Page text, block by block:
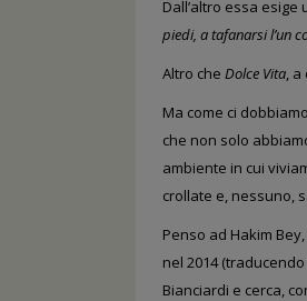
Dall’altro essa esige
piedi, a tafanarsi l’un
Altro che Dolce Vita, a
Ma come ci
che non solo
ambiente in cui
crollate e, nessuno,
Penso ad Hakim
nel 2014
Bianciardi e cerca,